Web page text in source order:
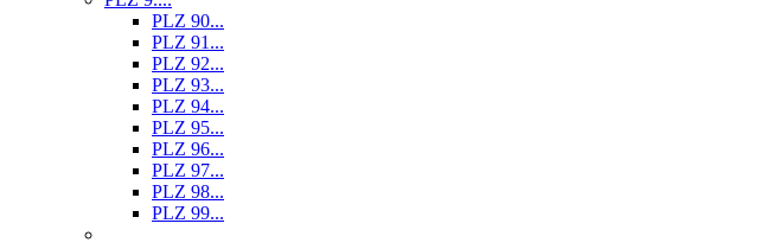
PLZ 90...
PLZ 91...
PLZ 92...
PLZ 93...
PLZ 94...
PLZ 95...
PLZ 96...
PLZ 97...
PLZ 98...
PLZ 99...